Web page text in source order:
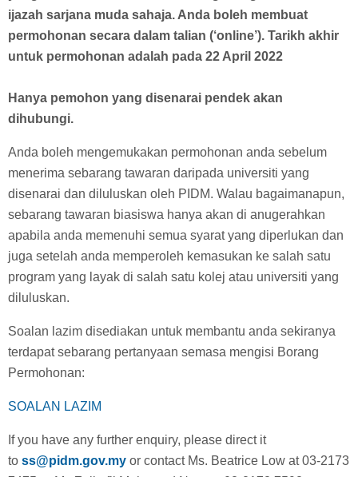
ijazah sarjana muda sahaja. Anda boleh membuat
permohonan secara dalam talian (‘online’). Tarikh akhir
untuk permohonan adalah pada 22 April 2022
Hanya pemohon yang disenarai pendek akan
dihubungi.
Anda boleh mengemukakan permohonan anda sebelum
menerima sebarang tawaran daripada universiti yang
disenarai dan diluluskan oleh PIDM. Walau bagaimanapun,
sebarang tawaran biasiswa hanya akan di anugerahkan
apabila anda memenuhi semua syarat yang diperlukan dan
juga setelah anda memperoleh kemasukan ke salah satu
program yang layak di salah satu kolej atau universiti yang
diluluskan.
Soalan lazim disediakan untuk membantu anda sekiranya
terdapat sebarang pertanyaan semasa mengisi Borang
Permohonan:
SOALAN LAZIM
If you have any further enquiry, please direct it
to ss@pidm.gov.my or contact Ms. Beatrice Low at 03-2173